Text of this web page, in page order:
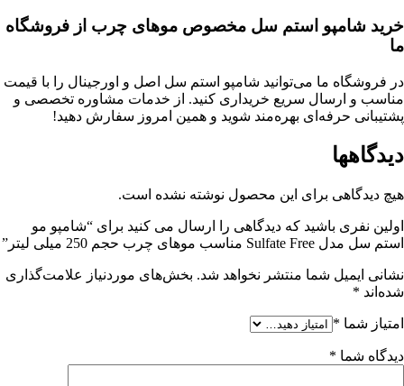
خرید شامپو استم سل مخصوص موهای چرب از فروشگاه
ما
در فروشگاه ما می‌توانید شامپو استم سل اصل و اورجینال را با قیمت
مناسب و ارسال سریع خریداری کنید. از خدمات مشاوره تخصصی و
پشتیبانی حرفه‌ای بهره‌مند شوید و همین امروز سفارش دهید!
دیدگاهها
هیچ دیدگاهی برای این محصول نوشته نشده است.
اولین نفری باشید که دیدگاهی را ارسال می کنید برای “شامپو مو
استم سل مدل Sulfate Free مناسب موهای چرب حجم 250 ميلی ليتر”
نشانی ایمیل شما منتشر نخواهد شد. بخش‌های موردنیاز علامت‌گذاری
شده‌اند *
امتیاز شما *
دیدگاه شما *